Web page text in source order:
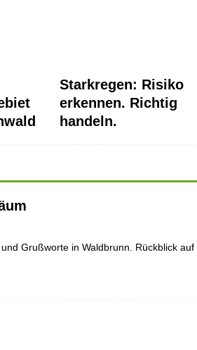
Starkregen: Risiko
erkennen. Richtig
handeln.
Grußworte in Waldbrunn. Rückblick auf